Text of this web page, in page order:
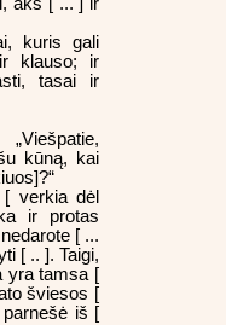
kuris gali
klauso; ir
tasai ir
kūną, kai
verkia dėl
ir protas
[ ...
[ .. ]. Taigi,
yra tamsa [
šviesos [
iš [